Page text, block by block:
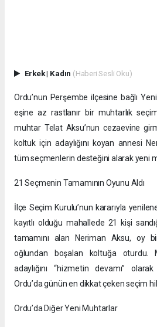
Erkek| Kadın (Haberi Sesli Oku)
Ordu’nun Perşembe ilçesine bağlı
eşine az rastlanır bir muhtarlık
muhtar Telat Aksu’nun cezaevine
koltuk için adaylığını koyan annesi
tüm seçmenlerin desteğini alarak yeni
21 Seçmenin Tamamının Oyunu Aldı
İlçe Seçim Kurulu’nun kararıyla
kayıtlı olduğu mahallede 21 kişi
tamamını alan Neriman Aksu, oy
oğlundan boşalan koltuğa oturdu.
adaylığını “hizmetin devamı”
Ordu’da günün en dikkat çeken seçim
Ordu’da Diğer Yeni Muhtarlar